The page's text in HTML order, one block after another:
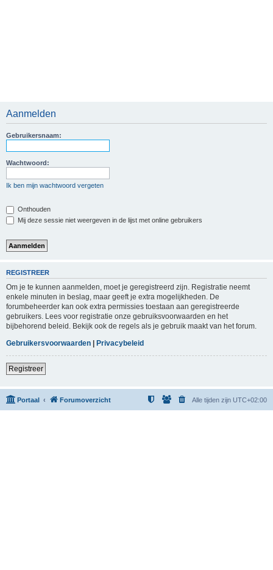
Aanmelden
Gebruikersnaam:
Wachtwoord:
Ik ben mijn wachtwoord vergeten
Onthouden
Mij deze sessie niet weergeven in de lijst met online gebruikers
REGISTREER
Om je te kunnen aanmelden, moet je geregistreerd zijn. Registratie neemt
enkele minuten in beslag, maar geeft je extra mogelijkheden. De
forumbeheerder kan ook extra permissies toestaan aan geregistreerde
gebruikers. Lees voor registratie onze gebruiksvoorwaarden en het
bijbehorend beleid. Bekijk ook de regels als je gebruik maakt van het forum.
Gebruikersvoorwaarden | Privacybeleid
Registreer
Portaal Forumoverzicht Alle tijden zijn UTC+02:00